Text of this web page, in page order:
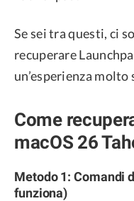
Se sei tra questi, ci
recuperare
un’esperienza molto
Come
macOS 26
Metodo 1: Comandi
funziona)